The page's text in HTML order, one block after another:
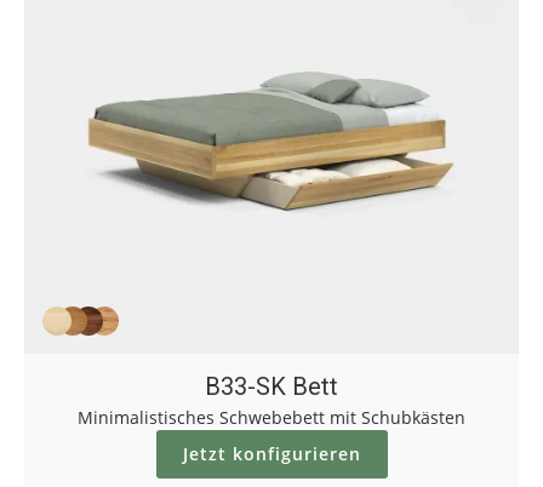
B33-SK Bett
Minimalistisches Schwebebett mit Schubkästen
Jetzt konfigurieren